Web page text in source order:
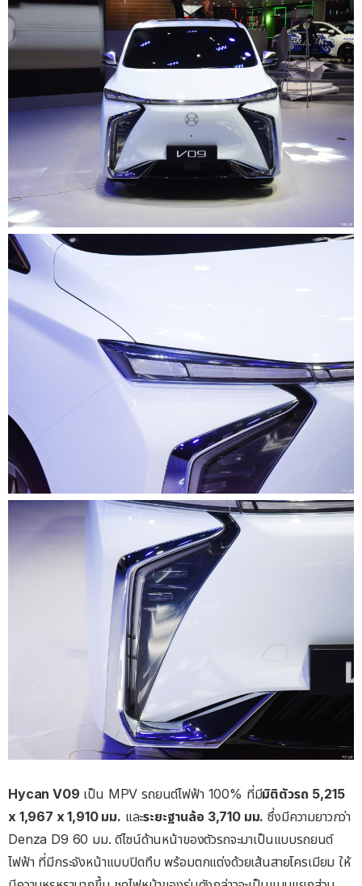
Hycan V09 เป็น MPV รถยนต์ไฟฟ้า 100% ที่มีมิติตัวรถ 5,215
x 1,967 x 1,910 มม. และระยะฐานล้อ 3,710 มม. ซึ่งมีความยาวกว่า
Denza D9 60 มม. ดีไซน์ด้านหน้าของตัวรถจะมาเป็นแบบรถยนต์
ไฟฟ้า ที่มีกระจังหน้าแบบปิดทึบ พร้อมตกแต่งด้วยเส้นสายโครเมียม ให้